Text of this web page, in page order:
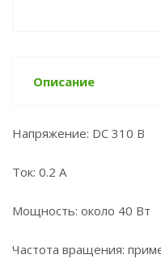
Описание
Напряжение: DC 310 В
Ток: 0.2 А
Мощность: около 40 Вт
Частота вращения: